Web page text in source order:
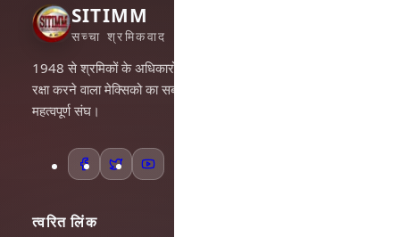
SITIMM
सच्चा श्रमिकवाद
1948 से श्रमिकों के अधिकारों की
रक्षा करने वाला मेक्सिको का सबसे
महत्वपूर्ण संघ।
त्वरित लिंक